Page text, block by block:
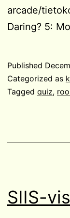
arcade/
Daring? 5:
Published
Categorized as
Tagged quiz,
SIIS-